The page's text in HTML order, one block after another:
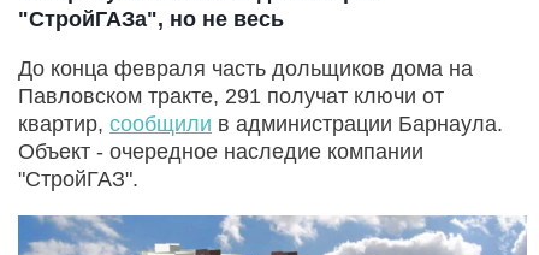
"СтройГАЗа", но не весь
До конца февраля часть дольщиков дома на
Павловском тракте, 291 получат ключи от
квартир, сообщили в администрации Барнаула.
Объект - очередное наследие компании
"СтройГАЗ".